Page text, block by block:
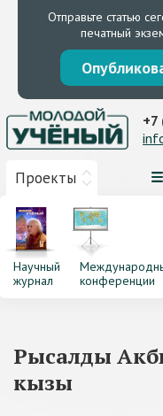
Отправьте статью
печатный
Проекты
+7
Научный
журнал
конференции
Рысалды
кызы